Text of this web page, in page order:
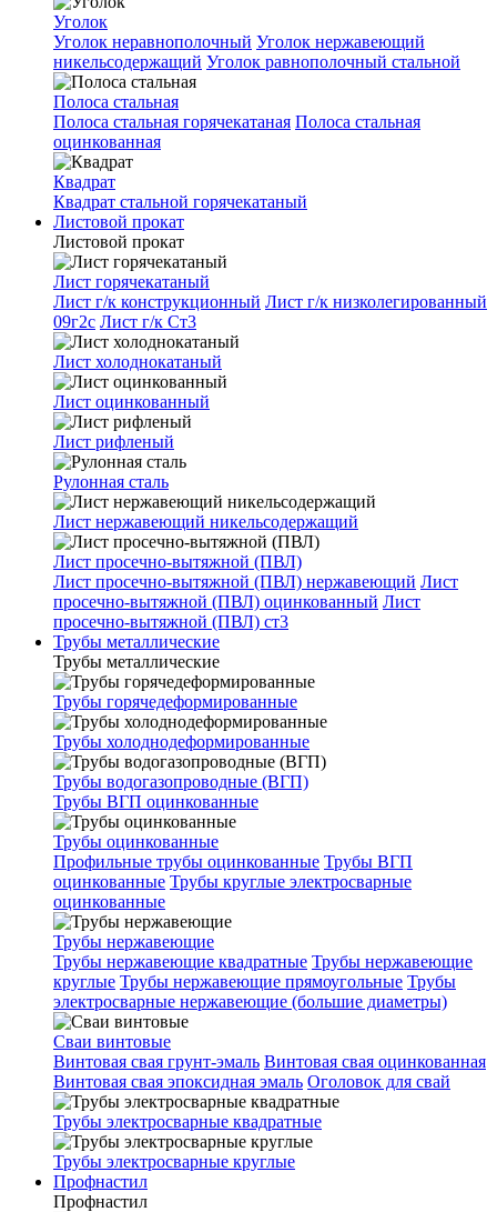
Уголок
Уголок неравнополочный Уголок нержавеющий
никельсодержащий Уголок равнополочный стальной
Полоса стальная
Полоса стальная горячекатаная Полоса стальная
оцинкованная
Квадрат
Квадрат стальной горячекатаный
Листовой прокат
Листовой прокат
Лист горячекатаный
Лист г/к конструкционный Лист г/к низколегированный
09г2с Лист г/к Ст3
Лист холоднокатаный
Лист оцинкованный
Лист рифленый
Рулонная сталь
Лист нержавеющий никельсодержащий
Лист просечно-вытяжной (ПВЛ)
Лист просечно-вытяжной (ПВЛ) нержавеющий Лист
просечно-вытяжной (ПВЛ) оцинкованный Лист
просечно-вытяжной (ПВЛ) ст3
Трубы металлические
Трубы металлические
Трубы горячедеформированные
Трубы холоднодеформированные
Трубы водогазопроводные (ВГП)
Трубы ВГП оцинкованные
Трубы оцинкованные
Профильные трубы оцинкованные Трубы ВГП
оцинкованные Трубы круглые электросварные
оцинкованные
Трубы нержавеющие
Трубы нержавеющие квадратные Трубы нержавеющие
круглые Трубы нержавеющие прямоугольные Трубы
электросварные нержавеющие (большие диаметры)
Сваи винтовые
Винтовая свая грунт-эмаль Винтовая свая оцинкованная
Винтовая свая эпоксидная эмаль Оголовок для свай
Трубы электросварные квадратные
Трубы электросварные круглые
Профнастил
Профнастил